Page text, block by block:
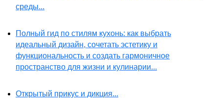
среды...
Полный гид по стилям кухонь: как выбрать
идеальный дизайн, сочетать эстетику и
функциональность и создать гармоничное
пространство для жизни и кулинарии...
Открытый прикус и дикция...